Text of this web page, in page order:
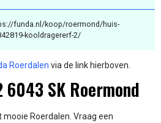
funda.nl/koop/roermond/huis-
kooldragererf-2/
Roerdalen via de link hierboven.
SK Roermond
Roerdalen. Vraag een